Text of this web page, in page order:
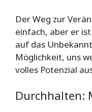
Der Weg zur
einfach, aber er
auf das
Möglichkeit, uns
volles Potenzial
Durchhalten: